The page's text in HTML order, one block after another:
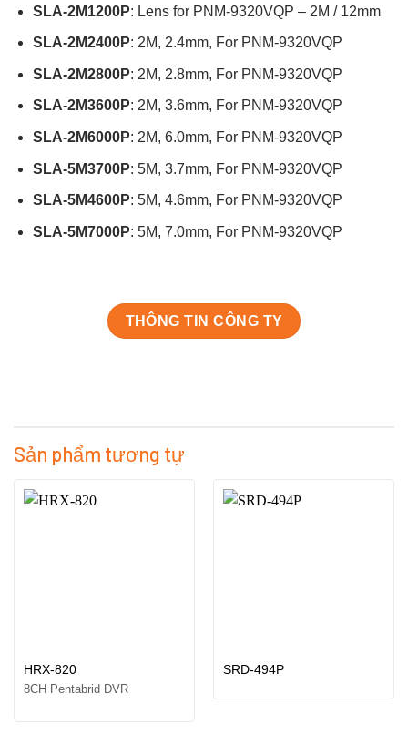
SLA-2M1200P: Lens for PNM-9320VQP – 2M / 12mm
SLA-2M2400P: 2M, 2.4mm, For PNM-9320VQP
SLA-2M2800P: 2M, 2.8mm, For PNM-9320VQP
SLA-2M3600P: 2M, 3.6mm, For PNM-9320VQP
SLA-2M6000P: 2M, 6.0mm, For PNM-9320VQP
SLA-5M3700P: 5M, 3.7mm, For PNM-9320VQP
SLA-5M4600P: 5M, 4.6mm, For PNM-9320VQP
SLA-5M7000P: 5M, 7.0mm, For PNM-9320VQP
THÔNG TIN CÔNG TY
Sản phẩm tương tự
HRX-820
8CH Pentabrid DVR
SRD-494P